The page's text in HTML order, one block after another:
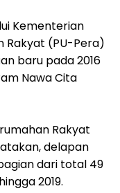
Kementerian
Rakyat (PU-Pera)
baru pada 2016
Nawa Cita
Rakyat
delapan
dari total 49
2019.